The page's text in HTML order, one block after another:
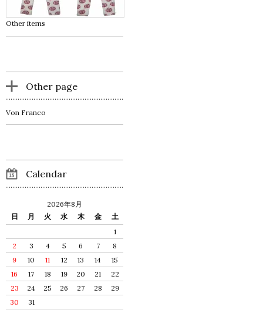
Other items
Other page
Von Franco
Calendar
2026年8月
日
月 火 水 木 金
土
1
2
3 4 5 6 7
8
9
10 11 12 13 14
15
16
17 18 19 20 21
22
23
24 25 26 27 28
29
30
31